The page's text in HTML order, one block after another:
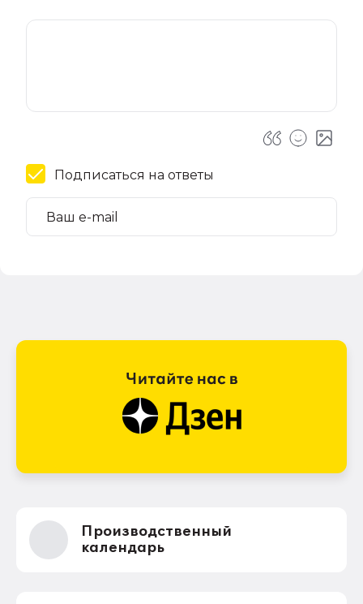
Подписаться на ответы
Производственный
календарь